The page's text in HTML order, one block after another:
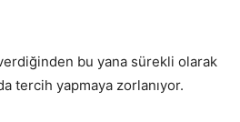
bu yana sürekli olarak
tercih yapmaya zorlanıyor.